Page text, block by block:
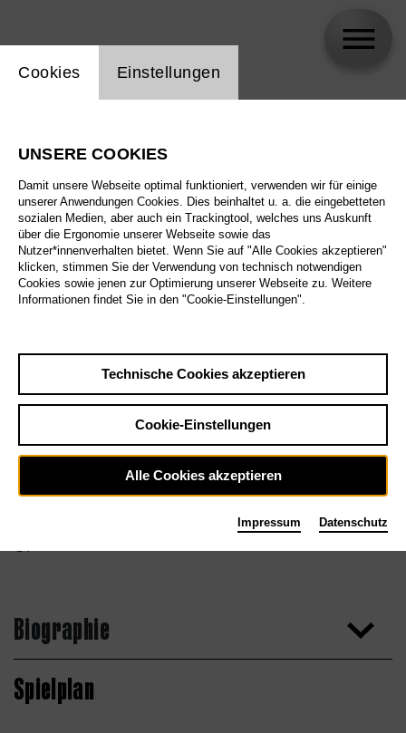
Biographie
Spielplan
Einstellung Website Cookie
Cookies Einstellungen
UNSERE COOKIES
Damit unsere Webseite optimal funktioniert, verwenden wir für einige
unserer Anwendungen Cookies. Dies beinhaltet u. a. die eingebetteten
sozialen Medien, aber auch ein Trackingtool, welches uns Auskunft
über die Ergonomie unserer Webseite sowie das
Nutzer*innenverhalten bietet. Wenn Sie auf "Alle Cookies akzeptieren"
klicken, stimmen Sie der Verwendung von technisch notwendigen
Cookies sowie jenen zur Optimierung unserer Webseite zu. Weitere
Informationen findet Sie in den "Cookie-Einstellungen".
Technische Cookies akzeptieren
Cookie-Einstellungen
Alle Cookies akzeptieren
Impressum Datenschutz